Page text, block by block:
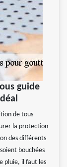
guide
de tous
la protection
des différents
bouchées
pluie, il faut les